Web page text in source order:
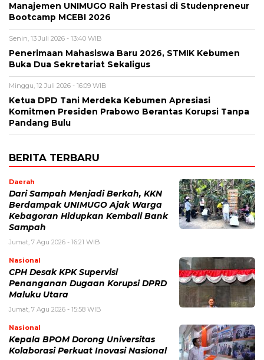
Manajemen UNIMUGO Raih Prestasi di Studenpreneur
Bootcamp MCEBI 2026
Senin, 13 Juli 2026 - 13:40 WIB
Penerimaan Mahasiswa Baru 2026, STMIK Kebumen
Buka Dua Sekretariat Sekaligus
Minggu, 12 Juli 2026 - 16:09 WIB
Ketua DPD Tani Merdeka Kebumen Apresiasi
Komitmen Presiden Prabowo Berantas Korupsi Tanpa
Pandang Bulu
BERITA TERBARU
Daerah
Dari Sampah Menjadi Berkah, KKN
Berdampak UNIMUGO Ajak Warga
Kebagoran Hidupkan Kembali Bank
Sampah
Jumat, 7 Agu 2026 - 16:21 WIB
Nasional
CPH Desak KPK Supervisi
Penanganan Dugaan Korupsi DPRD
Maluku Utara
Jumat, 7 Agu 2026 - 15:58 WIB
Nasional
Kepala BPOM Dorong Universitas
Kolaborasi Perkuat Inovasi Nasional